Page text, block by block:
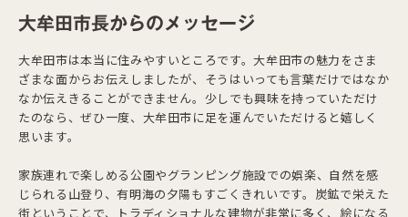
大牟田市長からのメッセージ
大牟田市は本当に住みやすいところです。大牟田市の魅力をさま
ざまな面からお伝えしましたが、そうはいっても言葉だけではなか
なか伝えきることができません。少しでも興味を持っていただけ
たのなら、ぜひ一度、大牟田市に足を運んでいただけると嬉しく
思います。
家族連れで楽しめる公園やグランピング施設での娯楽、自然を感
じられる山登り、有明海の夕陽もすごくきれいです。炭鉱で栄えた
街ということで、トラディショナルな建物が非常に多く、絵になる